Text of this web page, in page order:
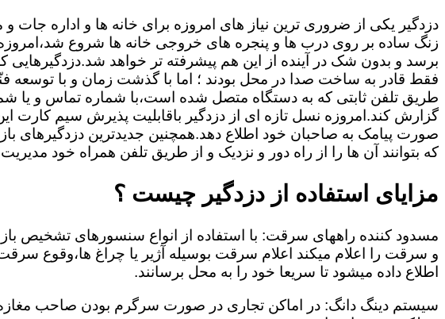
دزدگیر یکی از ضروری ترین نیاز های امروزه برای خانه ها و اداره
زنگ ساده بر روی درب ها و پنجره های خروجی خانه ها شروع
برسد و بدون شک در آینده از این هم پیشرفته تر خواهد شد.دزدگیرهایی
فقط قادر به ساخت صدا در محل بودند ؛ اما با گذشت زمان و با توسعه
طریق تلفن ثابتی که به دستگاه متصل شده است،با شماره تماس و یا
گزارش کند.امروزه نسل تازه ای از دزدگیر باقابلیت پذیرش سیم کارت
صورت پیامک به صاحبان خود اطلاع دهد.همچنین جدیدترین دزدگیرهای
که بتوانند آن ها را از راه دور و نزدیک و از طریق تلفن همراه خود مدیریت
مزایای استفاده از دزدگیر چیست ؟
مسدود کننده راههای سرقت: با استفاده از انواع سنسورهای تشخیص
و سرقت را اعلام میکند اعلام سرقت بوسیله آژیر یا چراغ ها،وقوع
اطلاع داده میشود تا سریعا خود را به محل برسانند.
سیستم دینگ دانگ: در اماکن تجاری در صورت سرگرم بودن صاحب